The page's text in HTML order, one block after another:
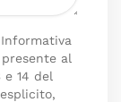
al
e 14 del